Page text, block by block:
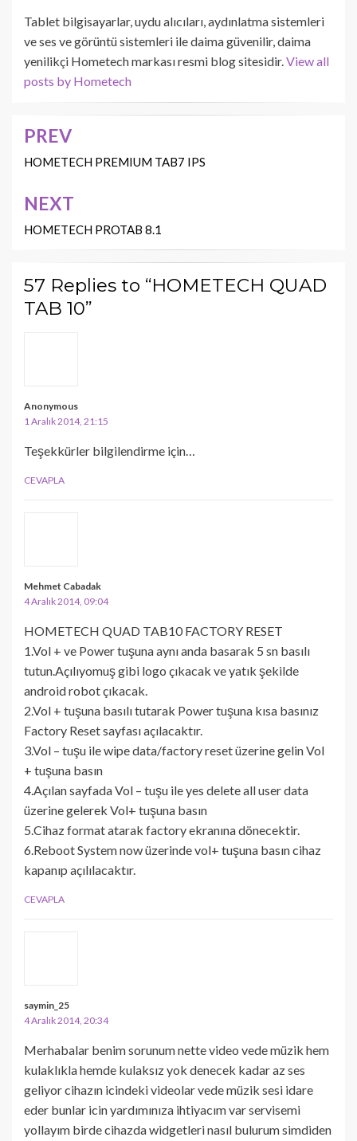
Tablet bilgisayarlar, uydu alıcıları, aydınlatma sistemleri
ve ses ve görüntü sistemleri ile daima güvenilir, daima
yenilikçi Hometech markası resmi blog sitesidir.View all
posts by Hometech
Yazı
dolaşımı
PREV
HOMETECH PREMIUM TAB7 IPS
NEXT
HOMETECH PROTAB 8.1
57 Replies to “HOMETECH QUAD
TAB 10”
Anonymous
1 Aralık 2014, 21:15
Teşekkürler bilgilendirme için…
CEVAPLA
Mehmet Cabadak
4 Aralık 2014, 09:04
HOMETECH QUAD TAB10 FACTORY RESET
1.Vol + ve Power tuşuna aynı anda basarak 5 sn basılı
tutun.Açılıyomuş gibi logo çıkacak ve yatık şekilde
android robot çıkacak.
2.Vol + tuşuna basılı tutarak Power tuşuna kısa basınız
Factory Reset sayfası açılacaktır.
3.Vol – tuşu ile wipe data/factory reset üzerine gelin Vol
+ tuşuna basın
4.Açılan sayfada Vol – tuşu ile yes delete all user data
üzerine gelerek Vol+ tuşuna basın
5.Cihaz format atarak factory ekranına dönecektir.
6.Reboot System now üzerinde vol+ tuşuna basın cihaz
kapanıp açılılacaktır.
CEVAPLA
saymin_25
4 Aralık 2014, 20:34
Merhabalar benim sorunum nette video vede müzik hem
kulaklıkla hemde kulaksız yok denecek kadar az ses
geliyor cihazın icindeki videolar vede müzik sesi idare
eder bunlar icin yardımınıza ihtiyacım var servisemi
yollayım birde cihazda widgetleri nasıl bulurum simdiden